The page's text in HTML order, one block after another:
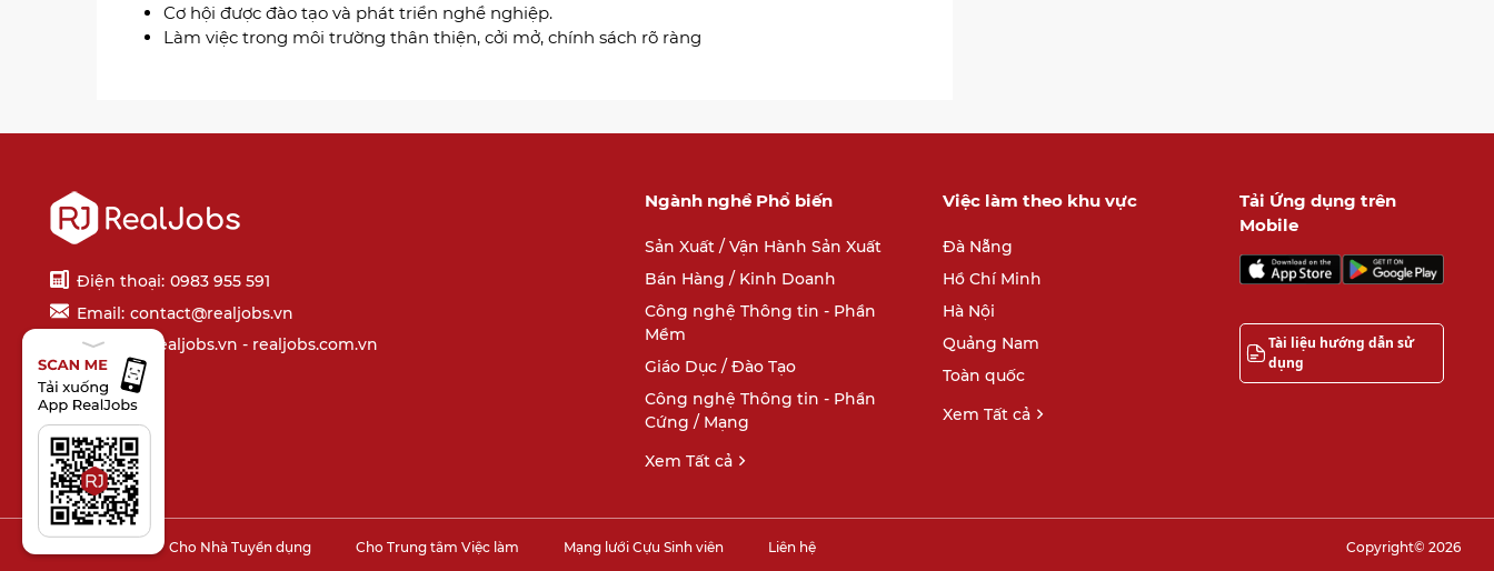
Cơ hội được đào tạo và phát triển nghề nghiệp.
Làm việc trong môi trường thân thiện, cởi mở, chính sách rõ ràng
Điện thoại: 0983 955 591
Email: contact@realjobs.vn
Website: realjobs.vn - realjobs.com.vn
Ngành nghề Phổ biến
Sản Xuất / Vận Hành Sản Xuất
Bán Hàng / Kinh Doanh
Công nghệ Thông tin - Phần
Mềm
Giáo Dục / Đào Tạo
Công nghệ Thông tin - Phần
Cứng / Mạng
Xem Tất cả
Việc làm theo khu vực
Đà Nẵng
Hồ Chí Minh
Hà Nội
Quảng Nam
Toàn quốc
Xem Tất cả
Tải Ứng dụng trên
Mobile
Tài liệu hướng dẫn sử
dụng
Cho Nhà Tuyển dụng Cho Trung tâm Việc làm Mạng lưới Cựu Sinh viên Liên hệ Copyright© 2026